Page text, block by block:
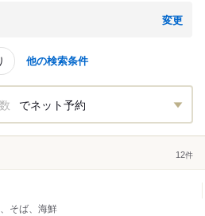
変更
他の検索条件
でネット予約
12件
そば、海鮮